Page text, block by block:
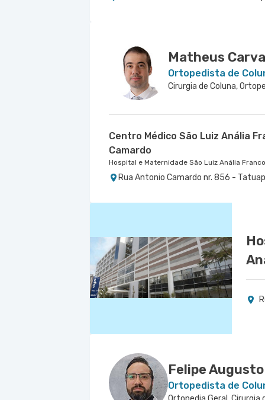
Matheus
Ortopedista de
Cirurgia de Coluna,
Centro Médico São Luiz Anália
Camardo
Hospital e Maternidade São Luiz Anália Franco
Rua Antonio Camardo nr. 856 -
Felipe
Ortopedista de